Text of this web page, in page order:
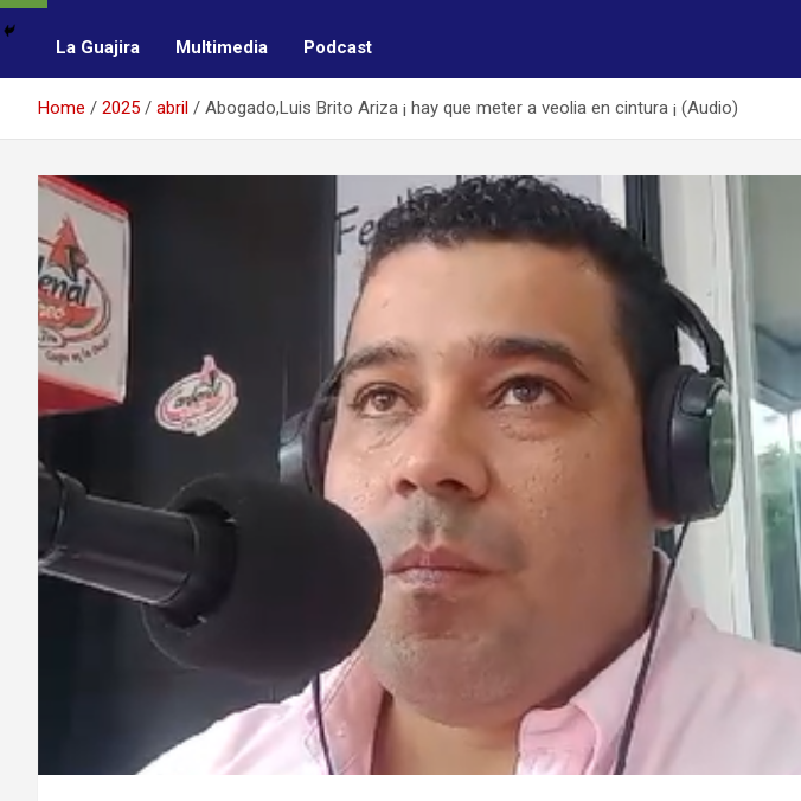
La Guajira Multimedia Podcast
Home 2025 abril Abogado,Luis Brito Ariza ¡ hay que meter a veolia en cintura ¡ (Audio)